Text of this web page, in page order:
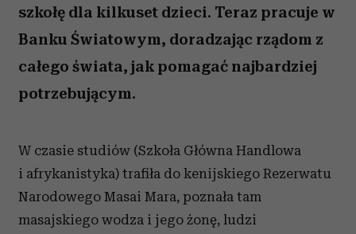
szkołę dla kilkuset dzieci. Teraz pracuje w
Banku Światowym, doradzając rządom z
całego świata, jak pomagać najbardziej
potrzebującym.
W czasie studiów (Szkoła Główna Handlowa
i afrykanistyka) trafiła do kenijskiego Rezerwatu
Narodowego Masai Mara, poznała tam
masajskiego wodza i jego żonę, ludzi